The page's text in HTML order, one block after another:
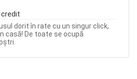
dorit în rate cu un singur click,
casă! De toate se ocupă